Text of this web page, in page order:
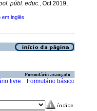
públ. educ., Oct 2019,
em inglês
Formulário avançado
livre Formulário básico